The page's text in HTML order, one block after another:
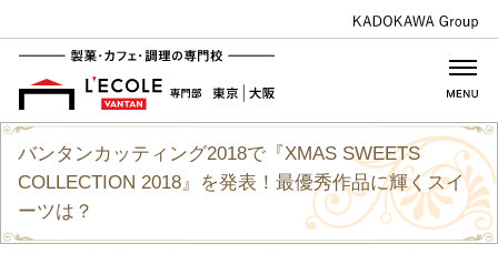
バンタンカッティング2018で『XMAS SWEETS
COLLECTION 2018』を発表！最優秀作品に輝くスイ
ーツは？